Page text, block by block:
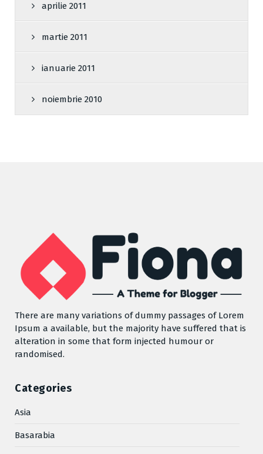
aprilie 2011
martie 2011
ianuarie 2011
noiembrie 2010
There are many variations of dummy passages of Lorem
Ipsum a available, but the majority have suffered that is
alteration in some that form injected humour or
randomised.
Categories
Asia
Basarabia